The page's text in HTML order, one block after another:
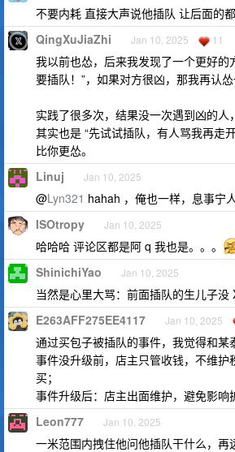
不要内耗 直接大声说他插队 让后面的
QingXuJiaZhi Jan 10, 2025 11
我以前也怂，后来我发现了一个更好的
要插队！”，如果对方很凶，那我再认怂
实践了很多次，结果没一次遇到凶的
其实也是 “先试试插队，有人骂我再走
比你更怂。
Linuj Jan 10, 2025
@Lyn321 hahah ，俺也一样，息事宁
ISOtropy Jan 10, 2025
哈哈哈 评论区都是阿 q 我也是。。。
ShinichiYao Jan 10, 2025
当然是心里大骂：前面插队的生儿子没
E263AFF275EE4117 Jan 10, 2025
通过买包子被插队的事件，我觉得和某
事件没升级前，店主只管收钱，不维护
买；
事件升级后：店主出面维护，避免影响
Leon777 Jan 10, 2025
一米范围内拽住他问他插队干什么，再